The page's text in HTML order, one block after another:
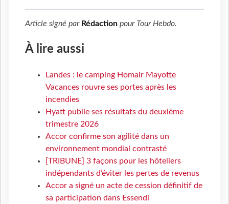
Article signé par Rédaction pour Tour Hebdo.
À lire aussi
Landes : le camping Homair Mayotte
Vacances rouvre ses portes après les
incendies
Hyatt publie ses résultats du deuxième
trimestre 2026
Accor confirme son agilité dans un
environnement mondial contrasté
[TRIBUNE] 3 façons pour les hôteliers
indépendants d’éviter les pertes de revenus
Accor a signé un acte de cession définitif de
sa participation dans Essendi